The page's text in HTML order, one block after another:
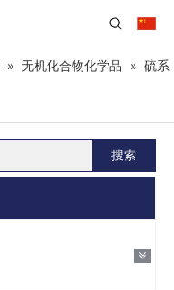
» 无机化合物化学品 » 硫系
搜索